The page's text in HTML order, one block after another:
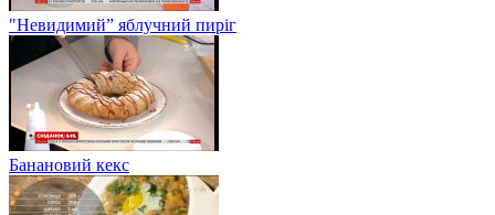
"Невидимий” яблучний пиріг
Банановий кекс